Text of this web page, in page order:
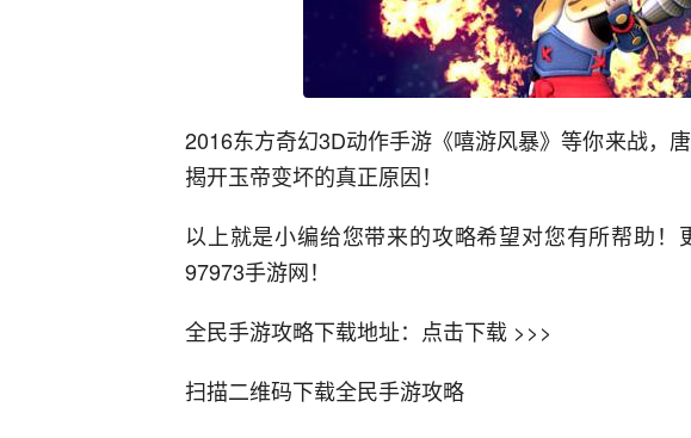
2016东方奇幻3D动作手游《嘻游风暴》等你来战，
揭开玉帝变坏的真正原因！
以上就是小编给您带来的攻略希望对您有所帮助
97973手游网！
全民手游攻略下载地址：点击下载 >>>
扫描二维码下载全民手游攻略